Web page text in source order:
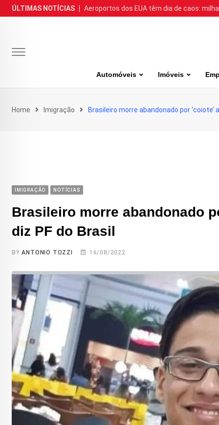
Skip
to
ÚLTIMAS NOTÍCIAS Aeroportos dos EUA têm dia de caos:
Automóveis Imóveis
Home Imigração Brasileiro morre abandonado por ‘coiote’
IMIGRAÇÃO NOTÍCIAS
Brasileiro morre abandonado
diz PF do Brasil
BYANTONIO TOZZI 16/08/2022